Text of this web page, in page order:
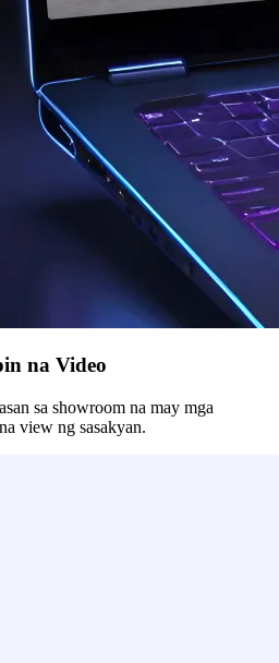
na Video
sa showroom na may mga
view ng sasakyan.